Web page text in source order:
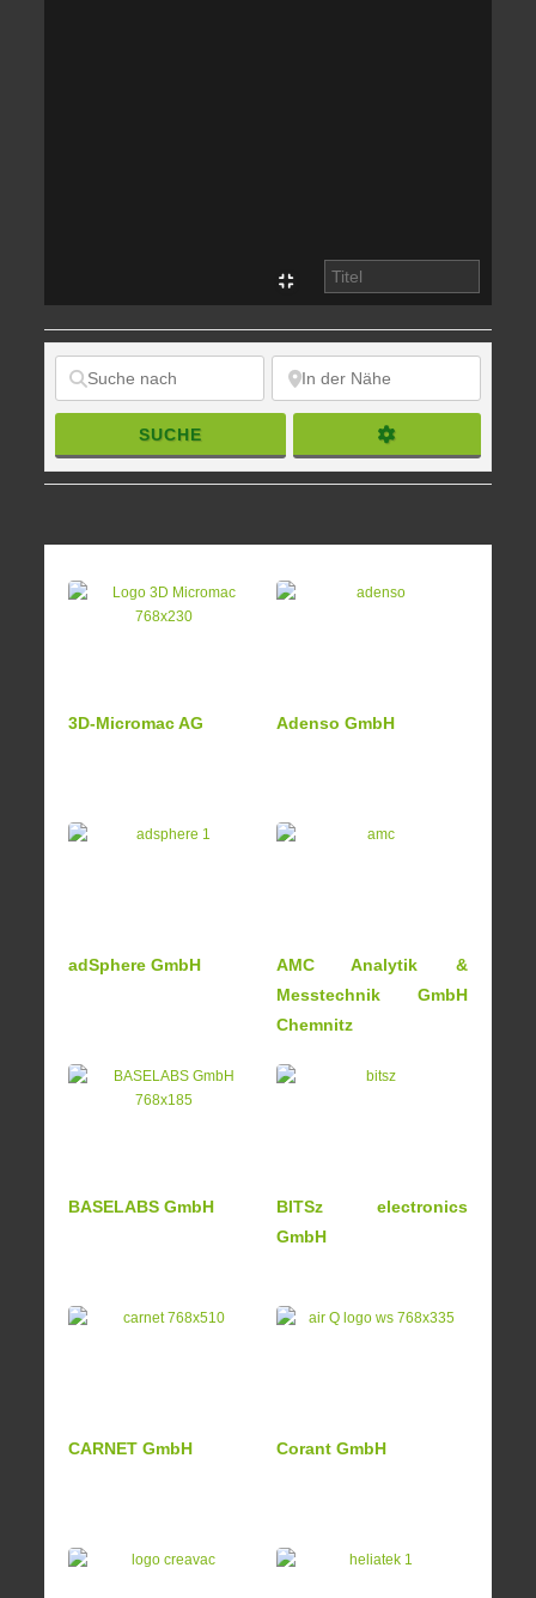
SUCHE
3D-Micromac AG Adenso GmbH
adSphere GmbH
AMC Analytik &
Messtechnik GmbH
Chemnitz
BASELABS GmbH
BITSz electronics
GmbH
CARNET GmbH Corant GmbH